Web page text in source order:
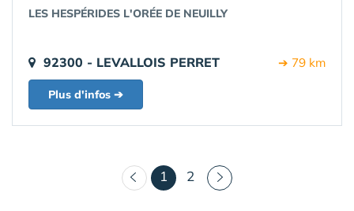
LES HESPÉRIDES L'ORÉE DE NEUILLY
92300 - LEVALLOIS PERRET ➔ 79 km
Plus d'infos ➔
1 (courant)
2